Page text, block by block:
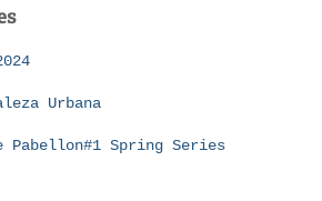
Urbana
Pabellon#1 Spring Series